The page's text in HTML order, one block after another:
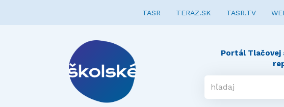
TASR TERAZ.SK TASR.TV
Portál Tlačovej